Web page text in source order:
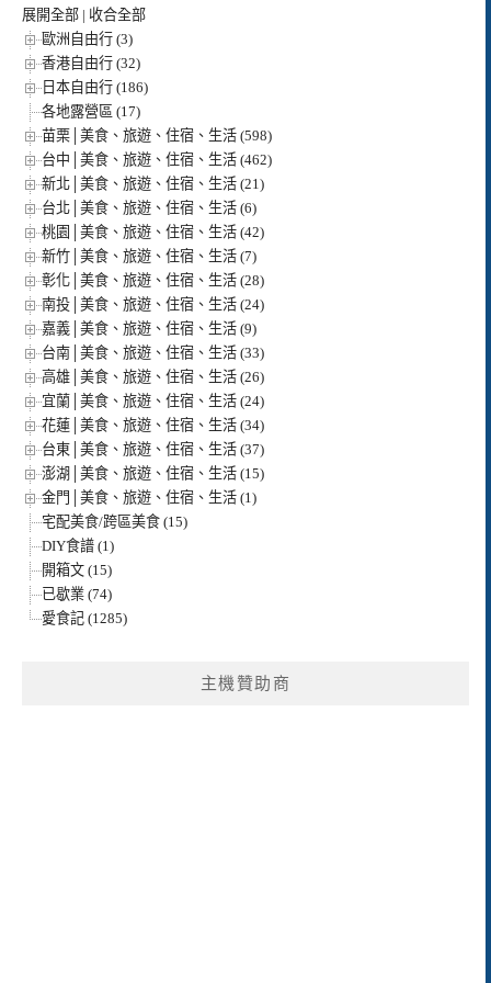
展開全部 | 收合全部
歐洲自由行 (3)
香港自由行 (32)
日本自由行 (186)
各地露營區 (17)
苗栗│美食、旅遊、住宿、生活 (598)
台中│美食、旅遊、住宿、生活 (462)
新北│美食、旅遊、住宿、生活 (21)
台北│美食、旅遊、住宿、生活 (6)
桃園│美食、旅遊、住宿、生活 (42)
新竹│美食、旅遊、住宿、生活 (7)
彰化│美食、旅遊、住宿、生活 (28)
南投│美食、旅遊、住宿、生活 (24)
嘉義│美食、旅遊、住宿、生活 (9)
台南│美食、旅遊、住宿、生活 (33)
高雄│美食、旅遊、住宿、生活 (26)
宜蘭│美食、旅遊、住宿、生活 (24)
花蓮│美食、旅遊、住宿、生活 (34)
台東│美食、旅遊、住宿、生活 (37)
澎湖│美食、旅遊、住宿、生活 (15)
金門│美食、旅遊、住宿、生活 (1)
宅配美食/跨區美食 (15)
DIY食譜 (1)
開箱文 (15)
已歇業 (74)
愛食記 (1285)
主機贊助商